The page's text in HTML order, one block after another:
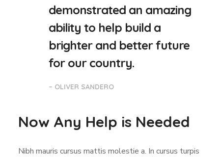
demonstrated an amazing
ability to help build a
brighter and better future
for our country.
– OLIVER SANDERO
Now Any Help is Needed
Nibh mauris cursus mattis molestie a. In cursus turpis